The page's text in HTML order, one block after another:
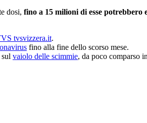
dosi, fino a 15 milioni di esse potrebbero
tvsvizzera.it.
fino alla fine dello scorso mese.
vaiolo delle scimmie, da poco comparso